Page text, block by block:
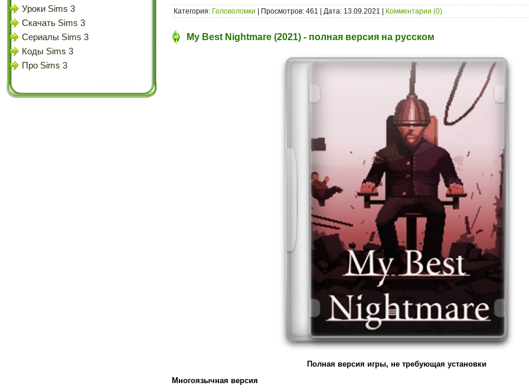
Уроки Sims 3
Скачать Sims 3
Сериалы Sims 3
Коды Sims 3
Про Sims 3
Категория: Головоломки | Просмотров: 461 | Дата: 13.09.2021 Комментарии (0)
My Best Nightmare (2021) - полная версия на русском
Полная версия игры, не требующая установки
Многоязычная версия